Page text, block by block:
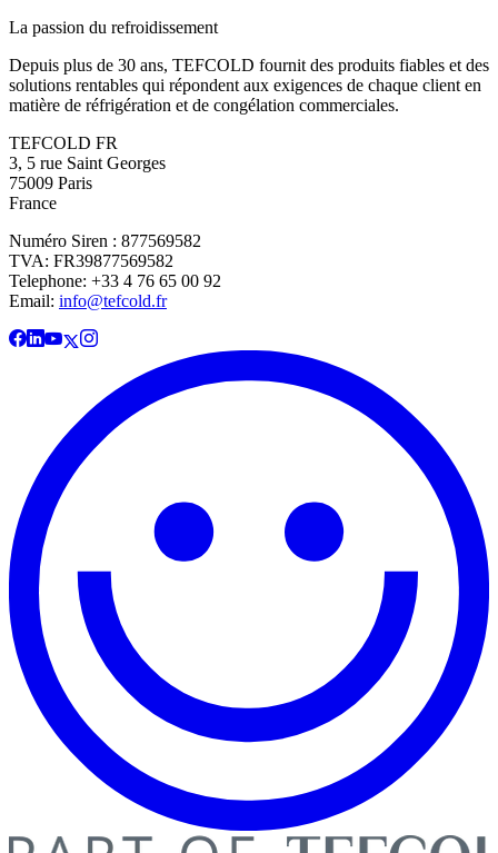
La passion du refroidissement
Depuis plus de 30 ans, TEFCOLD fournit des produits fiables et des
solutions rentables qui répondent aux exigences de chaque client en
matière de réfrigération et de congélation commerciales.
TEFCOLD FR
3, 5 rue Saint Georges
75009 Paris
France
Numéro Siren : 877569582
TVA: FR39877569582
Telephone: +33 4 76 65 00 92
Email: info@tefcold.fr